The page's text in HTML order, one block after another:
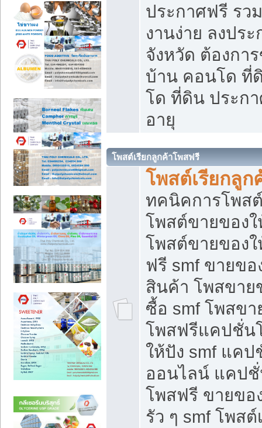
ประกาศฟรี รว
งานง่าย ลงปร
จังหวัด ต้องกา
บ้าน คอนโด ที่
โด ที่ดิน ประก
อายุ
โพสต์เรียกลูกค้าโพสฟรี
โพสต์เรียกลูก
ทคนิคการโพส
โพสต์ขายของ
โพสต์ขายของ
ฟรี smf ขายข
สินค้า โพสขาย
ซื้อ smf โพสข
โพสฟรีแคปชั่น
ให้ปัง smf แค
ออนไลน์ แคป
โพสฟรี ขายขอ
รัว ๆ smf โพส